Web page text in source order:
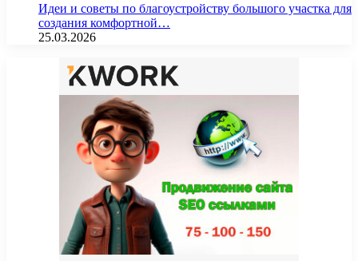
Идеи и советы по благоустройству большого участка для
создания комфортной…
25.03.2026